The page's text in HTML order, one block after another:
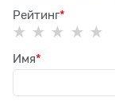
Рейтинг
Имя